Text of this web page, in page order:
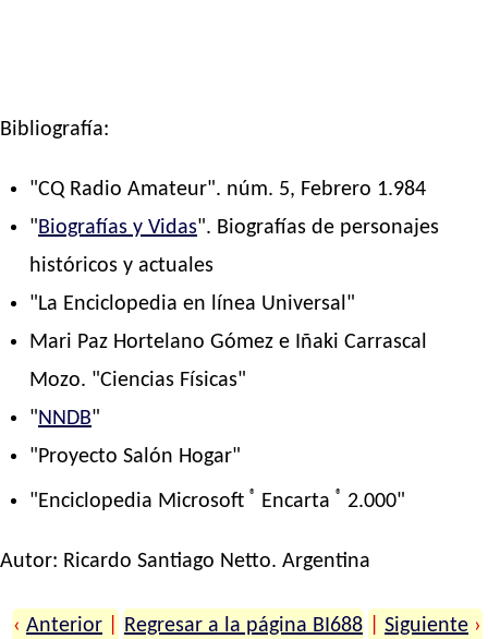
Bibliografía:
"CQ Radio Amateur". núm. 5, Febrero 1.984
"Biografías y Vidas". Biografías de personajes
históricos y actuales
"La Enciclopedia en línea Universal"
Mari Paz Hortelano Gómez e Iñaki Carrascal
Mozo. "Ciencias Físicas"
"NNDB"
"Proyecto Salón Hogar"
"Enciclopedia Microsoft ® Encarta ® 2.000"
Autor: Ricardo Santiago Netto. Argentina
‹ Anterior Regresar a la página BI688 Siguiente ›